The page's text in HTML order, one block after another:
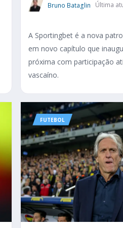
Bruno Bataglin Última
A Sportingbet é a nova
em novo capítulo que
próxima com participação
vascaíno.
FUTEBOL